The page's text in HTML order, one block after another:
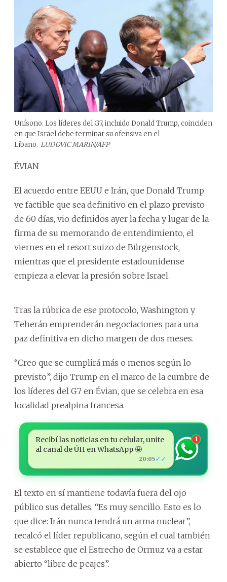
Unísono. Los líderes del G7, incluido Donald Trump, coinciden
en que Israel debe terminar su ofensiva en el
Líbano. LUDOVIC MARIN/AFP
ÉVIAN
El acuerdo entre EEUU e Irán, que Donald Trump
ve factible que sea definitivo en el plazo previsto
de 60 días, vio definidos ayer la fecha y lugar de la
firma de su memorando de entendimiento, el
viernes en el resort suizo de Bürgenstock,
mientras que el presidente estadounidense
empieza a elevar la presión sobre Israel.
Tras la rúbrica de ese protocolo, Washington y
Teherán emprenderán negociaciones para una
paz definitiva en dicho margen de dos meses.
“Creo que se cumplirá más o menos según lo
previsto”, dijo Trump en el marco de la cumbre de
los líderes del G7 en Évian, que se celebra en esa
localidad prealpina francesa.
Recibí las noticias en tu celular, unite
al canal de ÚH en WhatsApp 🤩
20:05✓✓
1
El texto en sí mantiene todavía fuera del ojo
público sus detalles. “Es muy sencillo. Esto es lo
que dice: Irán nunca tendrá un arma nuclear”,
recalcó el líder republicano, según el cual también
se establece que el Estrecho de Ormuz va a estar
abierto “libre de peajes”.